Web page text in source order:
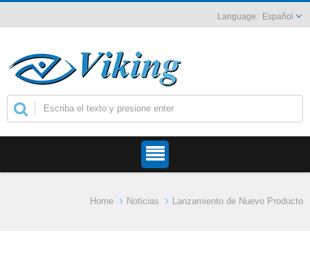
Español
Home Noticias Lanzamiento de Nuevo Producto